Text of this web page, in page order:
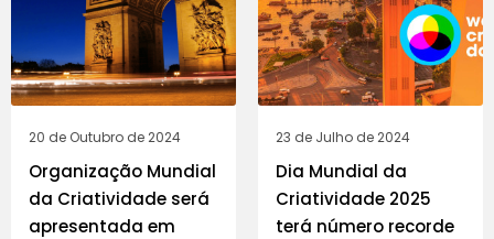
20 de Outubro de 2024
Organização Mundial
da Criatividade será
apresentada em
23 de Julho de 2024
Dia Mundial da
Criatividade 2025
terá número recorde